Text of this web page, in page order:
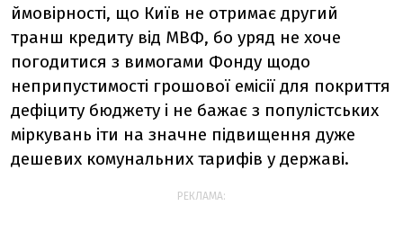
ймовірності, що Київ не отримає другий
транш кредиту від МВФ, бо уряд не хоче
погодитися з вимогами Фонду щодо
неприпустимості грошової емісії для покриття
дефіциту бюджету і не бажає з популістських
міркувань іти на значне підвищення дуже
дешевих комунальних тарифів у державі.
РЕКЛАМА: